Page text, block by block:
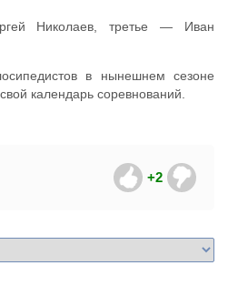
Николаев, третье — Иван
в нынешнем сезоне
календарь соревнований.
+2